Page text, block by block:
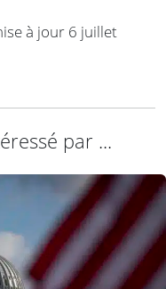
à jour 6 juillet
par ...